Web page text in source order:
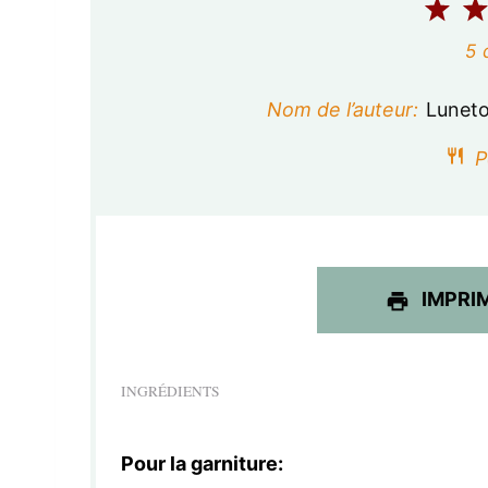
1
i
5
Nom de l’auteur:
INGRÉDIENTS
Pour la garniture: